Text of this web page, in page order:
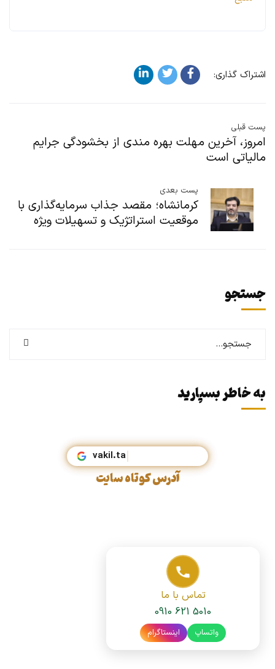
اشتراک گذاری:
پست قبلی
امروز، آخرین مهلت بهره مندی از بخشودگی جرایم
مالیاتی است
پست بعدی
کرمانشاه؛ مقصد جذاب سرمایه‌گذاری با
موقعیت استراتژیک و تسهیلات ویژه
جستجو
به خاطر بسپارید
vaki
آدرس کوتاه سایت
تماس با ما
0910 621 5010
واتساپ اینستاگرام